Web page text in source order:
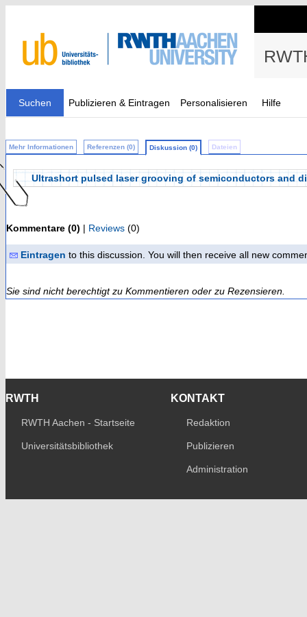
Suchen Publizieren & Eintragen Personalisieren Hilfe
Mehr Informationen Referenzen (0) Diskussion (0) Dateien
Ultrashort pulsed laser grooving of semiconductors and
Kommentare (0) | Reviews (0)
Eintragen to this discussion. You will then receive all new
Sie sind nicht berechtigt zu Kommentieren oder zu Rezensieren.
RWTH
RWTH Aachen - Startseite
Universitätsbibliothek
KONTAKT
Redaktion
Publizieren
Administration